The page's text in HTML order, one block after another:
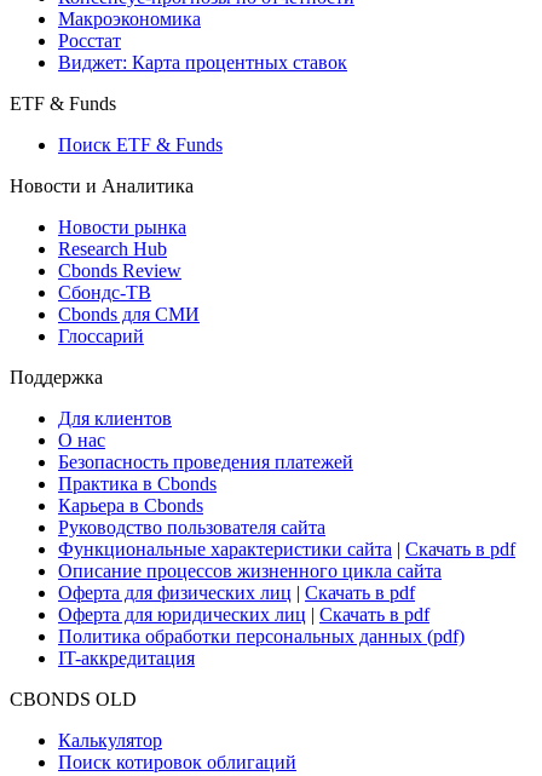
Макроэкономика
Росстат
Виджет: Карта процентных ставок
ETF & Funds
Поиск ETF & Funds
Новости и Аналитика
Новости рынка
Research Hub
Cbonds Review
Сбондс-ТВ
Cbonds для СМИ
Глоссарий
Поддержка
Для клиентов
О нас
Безопасность проведения платежей
Практика в Cbonds
Карьера в Cbonds
Руководство пользователя сайта
Функциональные характеристики сайта | Скачать в pdf
Описание процессов жизненного цикла сайта
Оферта для физических лиц | Скачать в pdf
Оферта для юридических лиц | Скачать в pdf
Политика обработки персональных данных (pdf)
IT-аккредитация
CBONDS OLD
Калькулятор
Поиск котировок облигаций